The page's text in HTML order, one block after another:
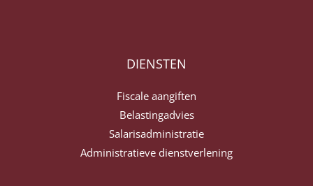
DIENSTEN
Fiscale aangiften
Belastingadvies
Salarisadministratie
Administratieve dienstverlening